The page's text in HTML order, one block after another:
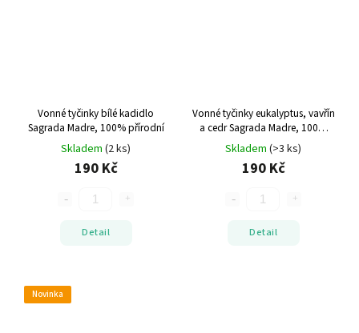
Vonné tyčinky bílé kadidlo
Sagrada Madre, 100% přírodní
Skladem (2 ks)
190 Kč
Detail
Vonné tyčinky eukalyptus, vavřín
a cedrSagrada Madre, 100%
přírodní
Skladem (>3 ks)
190 Kč
Detail
Novinka